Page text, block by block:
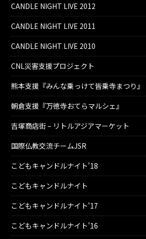
CANDLE NIGHT LIVE 2012
CANDLE NIGHT LIVE 2011
CANDLE NIGHT LIVE 2010
CNL災害支援プロジェクト
熊本支援『みんな乗っけて皆乗寺まつり』
朝倉支援『万徳寺おてらマルシェ』
吉塚商店街 – リトルアジアマーケット
国際仏教交流チームJSR
こどもキャンドルナイト'18
こどもキャンドルナイト
こどもキャンドルナイト'17
こどもキャンドルナイト'16